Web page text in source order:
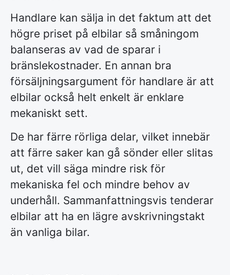
Handlare kan sälja in det faktum att det
högre priset på elbilar så småningom
balanseras av vad de sparar i
bränslekostnader. En annan bra
försäljningsargument för handlare är att
elbilar också helt enkelt är enklare
mekaniskt sett.
De har färre rörliga delar, vilket innebär
att färre saker kan gå sönder eller slitas
ut, det vill säga mindre risk för
mekaniska fel och mindre behov av
underhåll. Sammanfattningsvis tenderar
elbilar att ha en lägre avskrivningstakt
än vanliga bilar.